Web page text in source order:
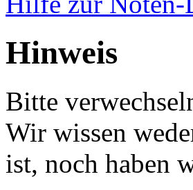
Hinweis
Bitte
Wir wissen
ist, noch haben